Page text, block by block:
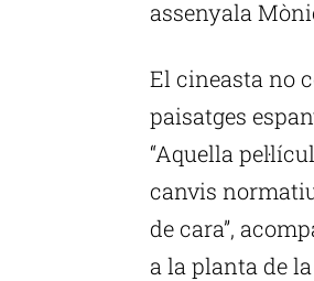
assenyala
El cineasta no
paisatges
“Aquella
canvis
de cara”,
a la planta de